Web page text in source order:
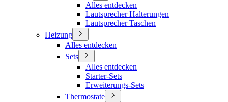
Alles entdecken
Lautsprecher Halterungen
Lautsprecher Taschen
Heizung
Alles entdecken
Sets
Alles entdecken
Starter-Sets
Erweiterungs-Sets
Thermostate